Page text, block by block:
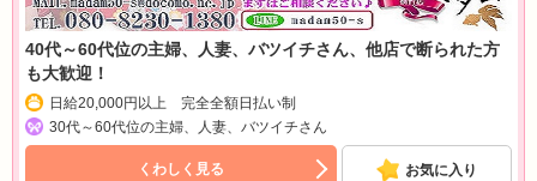
40代～60代位の主婦、人妻、バツイチさん、他店で断られた方
も大歓迎！
日給20,000円以上 完全全額日払い制
30代～60代位の主婦、人妻、バツイチさん
くわしく見る お気に入り